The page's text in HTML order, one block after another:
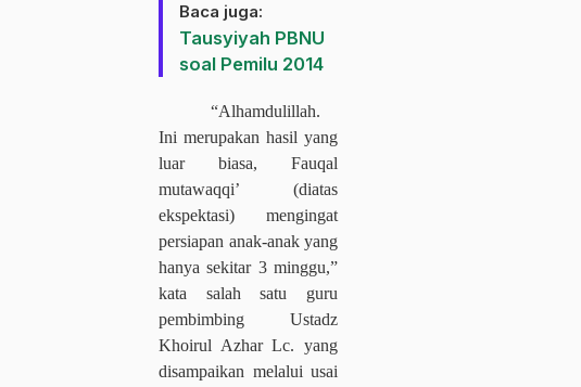
Baca juga:
Tausyiyah PBNU
soal Pemilu 2014
“Alhamdulillah.
Ini merupakan hasil yang
luar biasa, Fauqal
mutawaqqi’ (diatas
ekspektasi) mengingat
persiapan anak-anak yang
hanya sekitar 3 minggu,”
kata salah satu guru
pembimbing Ustadz
Khoirul Azhar Lc. yang
disampaikan melalui usai